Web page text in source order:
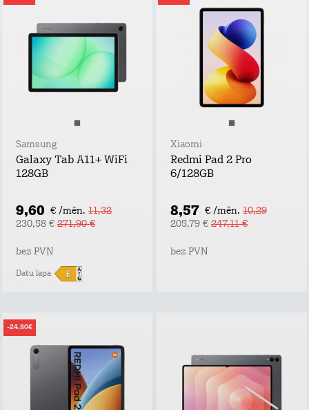
Samsung
Galaxy Tab A11+ WiFi
128GB
9,60 € /mēn. 11,32
230,58 € 271,90 €
bez PVN
Datu lapa
Xiaomi
Redmi Pad 2 Pro
6/128GB
8,57 € /mēn. 10,29
205,79 € 247,11 €
bez PVN
-24,80€